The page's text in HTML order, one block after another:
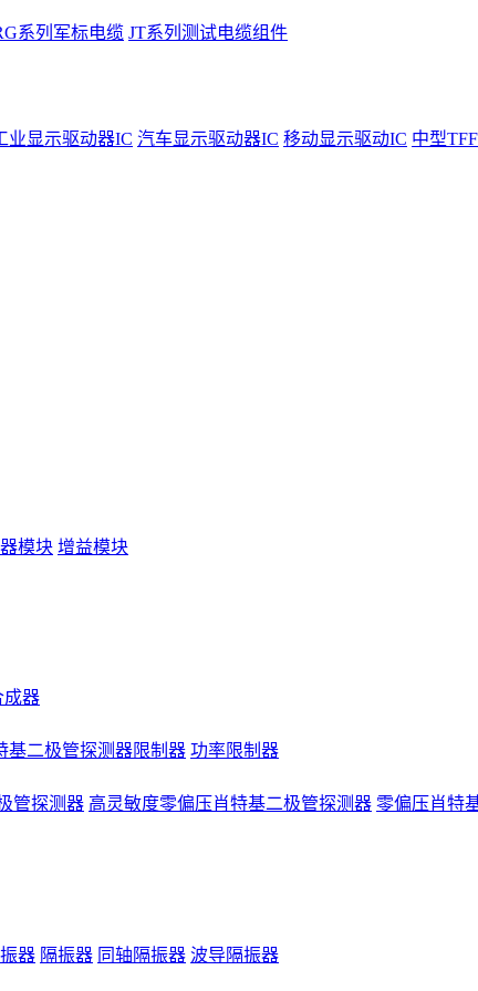
系列军标电缆 JT系列测试电缆组件
业显示驱动器IC 汽车显示驱动器IC 移动显示驱动IC 中型
模块 增益模块
成器
基二极管探测器限制器 功率限制器
管探测器 高灵敏度零偏压肖特基二极管探测器 零偏压肖特
器 隔振器 同轴隔振器 波导隔振器